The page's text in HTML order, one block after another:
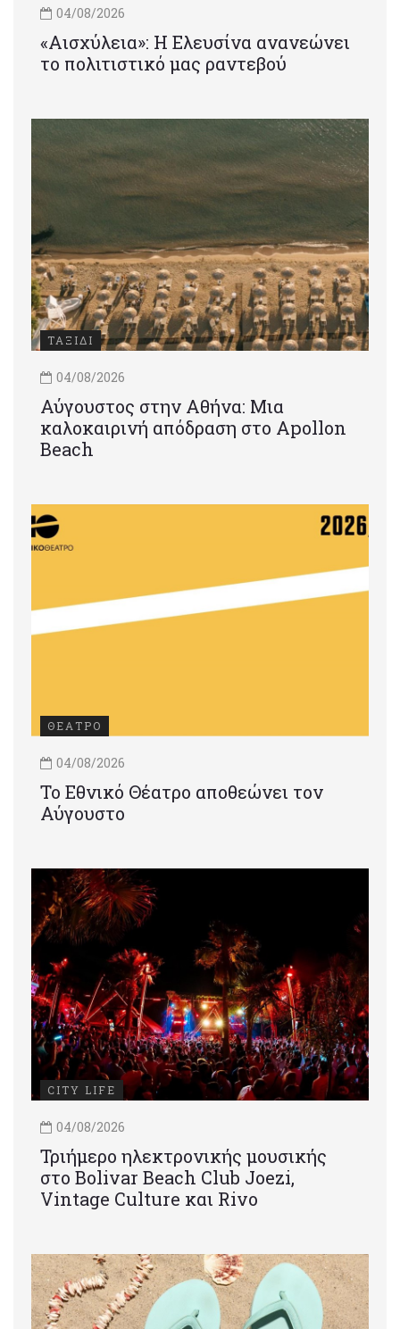
04/08/2026
«Αισχύλεια»: Η Ελευσίνα ανανεώνει
το πολιτιστικό μας ραντεβού
ΤΑΞΙΔΙ
04/08/2026
Αύγουστος στην Αθήνα: Μια
καλοκαιρινή απόδραση στο Apollon
Beach
ΘΕΑΤΡΟ
04/08/2026
Το Εθνικό Θέατρο αποθεώνει τον
Αύγουστο
CITY LIFE
04/08/2026
Τριήμερο ηλεκτρονικής μουσικής
στο Bolivar Beach Club Joezi,
Vintage Culture και Rivo